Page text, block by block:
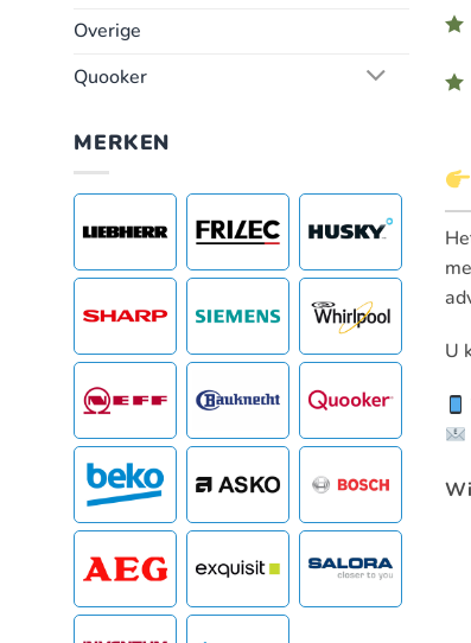
Overige
Quooker
MERKEN
U